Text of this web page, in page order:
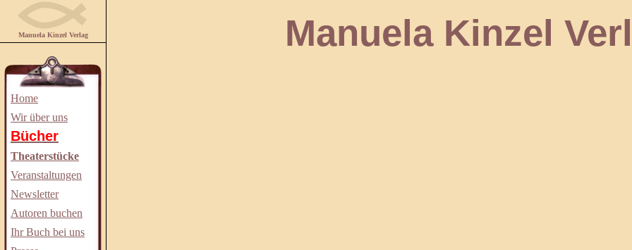
Manuela Kinzel Verlag
Home
Wir über uns
Bücher
Theaterstücke
Veranstaltungen
Newsletter
Autoren buchen
Ihr Buch bei uns
Manuela Kinzel